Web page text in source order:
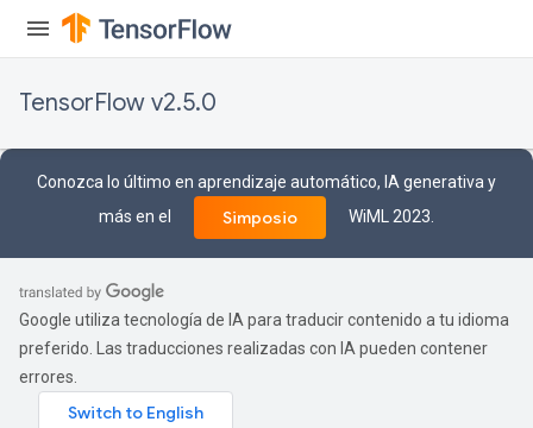
TensorFlow v2.5.0
Conozca lo último en aprendizaje automático, IA generativa y
más en el
Simposio WiML 2023.
Google utiliza tecnología de IA para traducir contenido a tu idioma
preferido. Las traducciones realizadas con IA pueden contener
errores.